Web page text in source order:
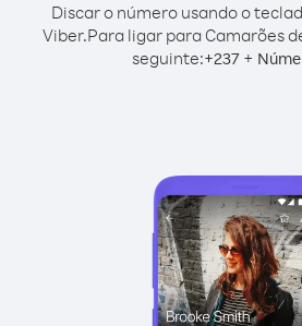
Discar o número usando o
Viber.Para ligar para Camarões
seguinte:+237+